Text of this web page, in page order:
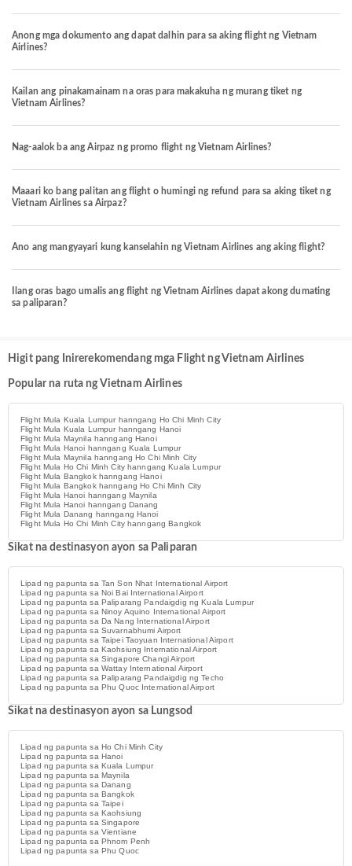
Anong mga dokumento ang dapat dalhin para sa aking flight ng Vietnam
Airlines?
Kailan ang pinakamainam na oras para makakuha ng murang tiket ng
Vietnam Airlines?
Nag-aalok ba ang Airpaz ng promo flight ng Vietnam Airlines?
Maaari ko bang palitan ang flight o humingi ng refund para sa aking tiket ng
Vietnam Airlines sa Airpaz?
Ano ang mangyayari kung kanselahin ng Vietnam Airlines ang aking flight?
Ilang oras bago umalis ang flight ng Vietnam Airlines dapat akong dumating
sa paliparan?
Higit pang Inirerekomendang mga Flight ng Vietnam Airlines
Popular na ruta ng Vietnam Airlines
Flight Mula Kuala Lumpur hanngang Ho Chi Minh City
Flight Mula Kuala Lumpur hanngang Hanoi
Flight Mula Maynila hanngang Hanoi
Flight Mula Hanoi hanngang Kuala Lumpur
Flight Mula Maynila hanngang Ho Chi Minh City
Flight Mula Ho Chi Minh City hanngang Kuala Lumpur
Flight Mula Bangkok hanngang Hanoi
Flight Mula Bangkok hanngang Ho Chi Minh City
Flight Mula Hanoi hanngang Maynila
Flight Mula Hanoi hanngang Danang
Flight Mula Danang hanngang Hanoi
Flight Mula Ho Chi Minh City hanngang Bangkok
Sikat na destinasyon ayon sa Paliparan
Lipad ng papunta sa Tan Son Nhat International Airport
Lipad ng papunta sa Noi Bai International Airport
Lipad ng papunta sa Paliparang Pandaigdig ng Kuala Lumpur
Lipad ng papunta sa Ninoy Aquino International Airport
Lipad ng papunta sa Da Nang International Airport
Lipad ng papunta sa Suvarnabhumi Airport
Lipad ng papunta sa Taipei Taoyuan International Airport
Lipad ng papunta sa Kaohsiung International Airport
Lipad ng papunta sa Singapore Changi Airport
Lipad ng papunta sa Wattay International Airport
Lipad ng papunta sa Paliparang Pandaigdig ng Techo
Lipad ng papunta sa Phu Quoc International Airport
Sikat na destinasyon ayon sa Lungsod
Lipad ng papunta sa Ho Chi Minh City
Lipad ng papunta sa Hanoi
Lipad ng papunta sa Kuala Lumpur
Lipad ng papunta sa Maynila
Lipad ng papunta sa Danang
Lipad ng papunta sa Bangkok
Lipad ng papunta sa Taipei
Lipad ng papunta sa Kaohsiung
Lipad ng papunta sa Singapore
Lipad ng papunta sa Vientiane
Lipad ng papunta sa Phnom Penh
Lipad ng papunta sa Phu Quoc